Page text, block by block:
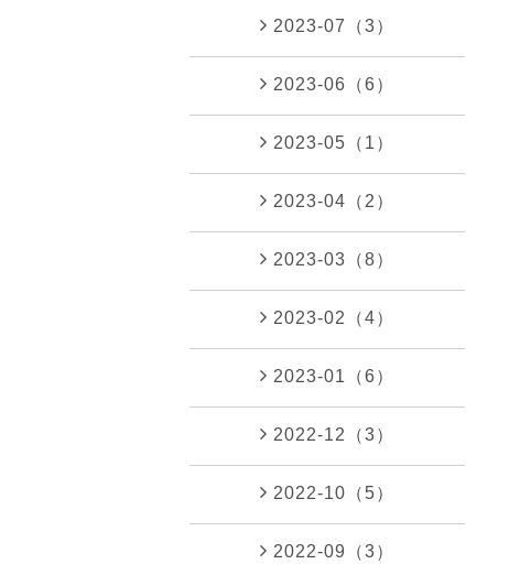
2023-07（3）
2023-06（6）
2023-05（1）
2023-04（2）
2023-03（8）
2023-02（4）
2023-01（6）
2022-12（3）
2022-10（5）
2022-09（3）